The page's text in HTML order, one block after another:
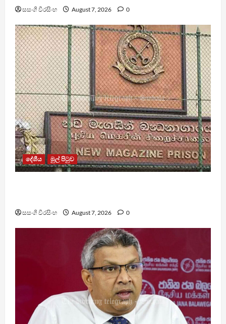
සසංගි වීරසිංහ August 7, 2026 0
දේශීය මුල් පිටුව
සසංගි වීරසිංහ August 7, 2026 0